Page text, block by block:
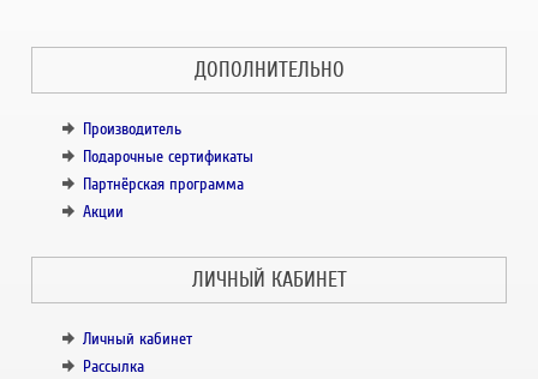
ДОПОЛНИТЕЛЬНО
Производитель
Подарочные сертификаты
Партнёрская программа
Акции
ЛИЧНЫЙ КАБИНЕТ
Личный кабинет
Рассылка